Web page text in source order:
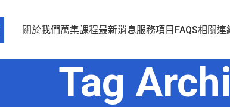
關於我們萬集課程最新消息服務項目 FAQS相關連
Tag